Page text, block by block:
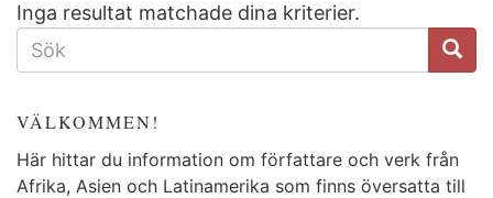
Inga resultat matchade dina kriterier.
SÖKFORMULÄR
VÄLKOMMEN!
Här hittar du information om författare och verk från
Afrika, Asien och Latinamerika som finns översatta till